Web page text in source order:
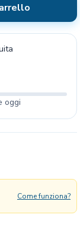
oggi
Come funziona?